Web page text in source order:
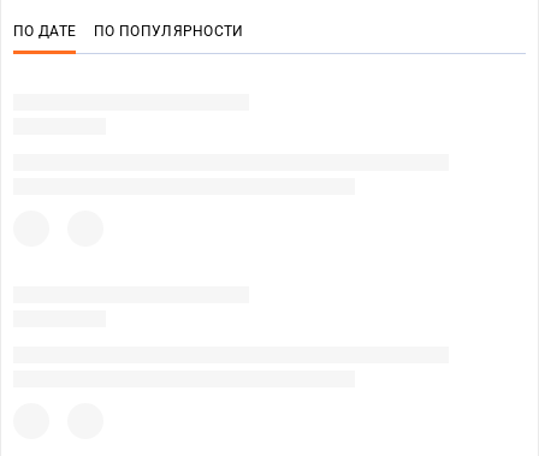
ПО ДАТЕ ПО ПОПУЛЯРНОСТИ